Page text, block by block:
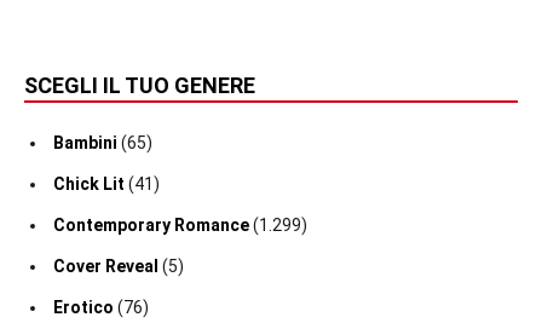
SCEGLI IL TUO GENERE
Bambini (65)
Chick Lit (41)
Contemporary Romance(1.299)
Cover Reveal (5)
Erotico (76)